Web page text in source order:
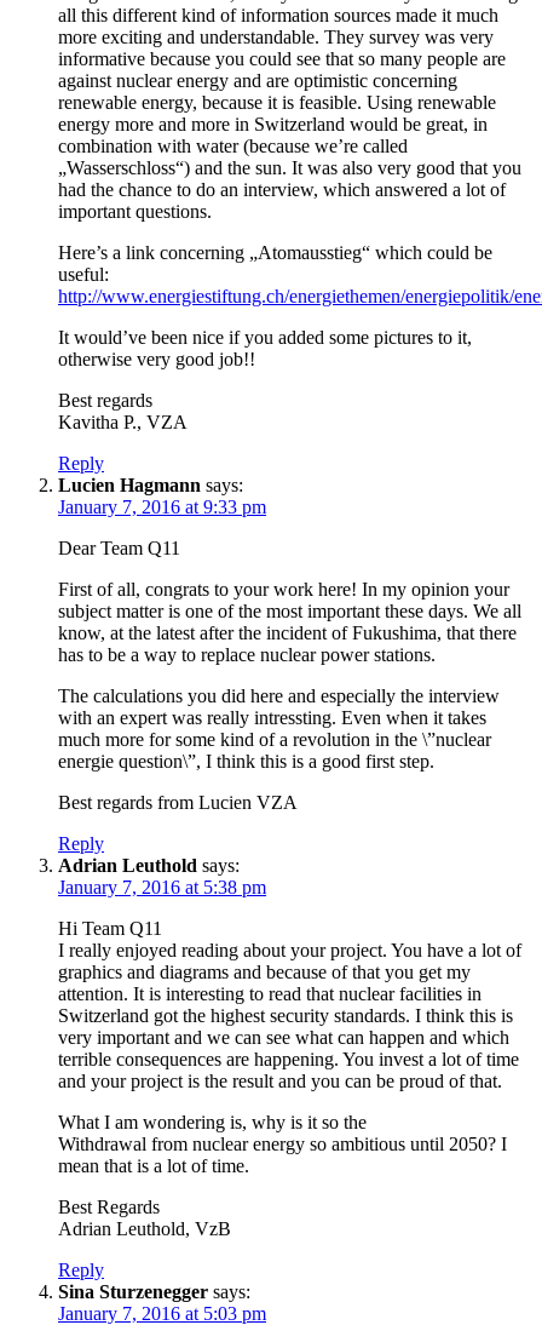
all this different kind of information sources made it much
more exciting and understandable. They survey was very
informative because you could see that so many people are
against nuclear energy and are optimistic concerning
renewable energy, because it is feasible. Using renewable
energy more and more in Switzerland would be great, in
combination with water (because we’re called
„Wasserschloss“) and the sun. It was also very good that you
had the chance to do an interview, which answered a lot of
important questions.
Here’s a link concerning „Atomausstieg“ which could be
useful:
http://www.energiestiftung.ch/energiethemen/energiepolitik/
It would’ve been nice if you added some pictures to it,
otherwise very good job!!
Best regards
Kavitha P., VZA
Reply
Lucien Hagmann says:
January 7, 2016 at 9:33 pm
Dear Team Q11
First of all, congrats to your work here! In my opinion your
subject matter is one of the most important these days. We all
know, at the latest after the incident of Fukushima, that there
has to be a way to replace nuclear power stations.
The calculations you did here and especially the interview
with an expert was really intressting. Even when it takes
much more for some kind of a revolution in the \”nuclear
energie question\”, I think this is a good first step.
Best regards from Lucien VZA
Reply
Adrian Leuthold says:
January 7, 2016 at 5:38 pm
Hi Team Q11
I really enjoyed reading about your project. You have a lot of
graphics and diagrams and because of that you get my
attention. It is interesting to read that nuclear facilities in
Switzerland got the highest security standards. I think this is
very important and we can see what can happen and which
terrible consequences are happening. You invest a lot of time
and your project is the result and you can be proud of that.
What I am wondering is, why is it so the
Withdrawal from nuclear energy so ambitious until 2050? I
mean that is a lot of time.
Best Regards
Adrian Leuthold, VzB
Reply
Sina Sturzenegger says:
January 7, 2016 at 5:03 pm